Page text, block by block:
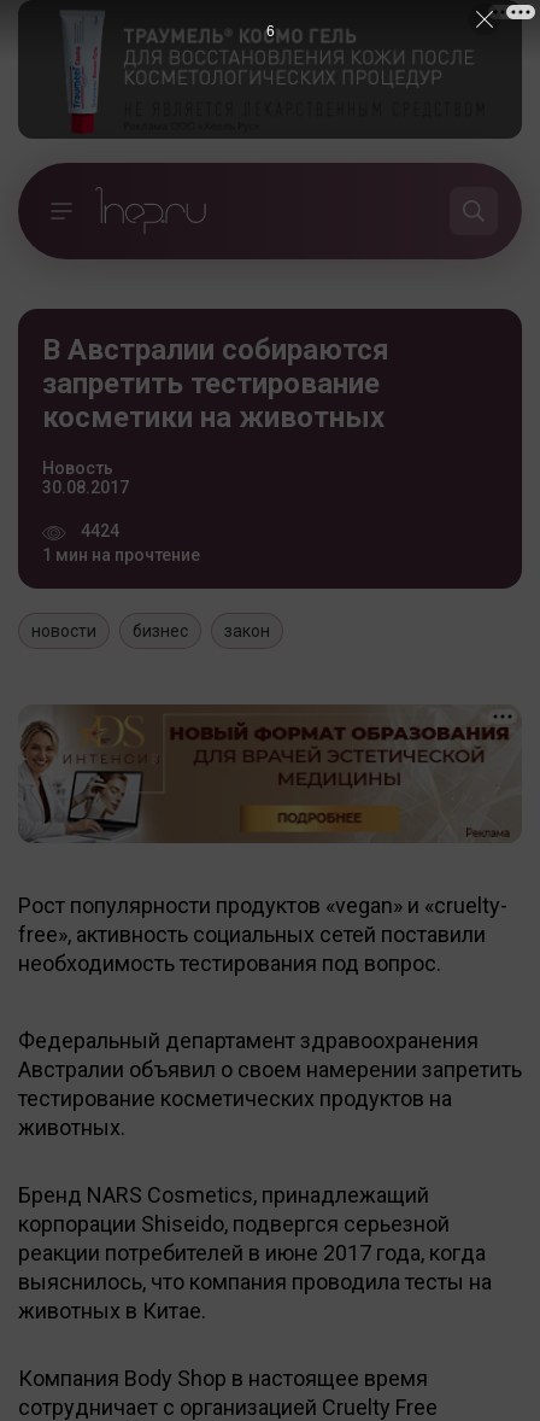
В Австралии собираются
запретить тестирование
косметики на животных
Новость
30.08.2017
4424
1 мин на прочтение
новости бизнес закон
Рост популярности продуктов «vegan» и «cruelty-
free», активность социальных сетей поставили
необходимость тестирования под вопрос.
Федеральный департамент здравоохранения
Австралии объявил о своем намерении запретить
тестирование косметических продуктов на
животных.
Бренд NARS Cosmetics, принадлежащий
корпорации Shiseido, подвергся серьезной
реакции потребителей в июне 2017 года, когда
выяснилось, что компания проводила тесты на
животных в Китае.
Компания Body Shop в настоящее время
сотрудничает с организацией Cruelty Free
6